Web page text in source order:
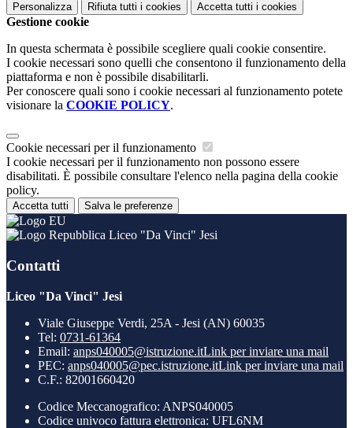
Personalizza Rifiuta tutti i cookies Accetta tutti i cookies
Gestione cookie
In questa schermata è possibile scegliere quali cookie consentire.
I cookie necessari sono quelli che consentono il funzionamento della
piattaforma e non è possibile disabilitarli.
Per conoscere quali sono i cookie necessari al funzionamento potete
visionare la COOKIE POLICY.
Cookie necessari per il funzionamento
I cookie necessari per il funzionamento non possono essere
disabilitati. È possibile consultare l'elenco nella pagina della cookie
policy.
Accetta tutti Salva le preferenze
Liceo "Da Vinci" Jesi
Contatti
Liceo "Da Vinci" Jesi
Viale Giuseppe Verdi, 25A - Jesi (AN) 60035
Tel: 0731-61364
Email: anps040005@istruzione.itLink per inviare una mail
PEC: anps040005@pec.istruzione.itLink per inviare una mail
C.F.: 82001660420
Codice Meccanografico: ANPS040005
Codice univoco fattura elettronica: UFL6NM